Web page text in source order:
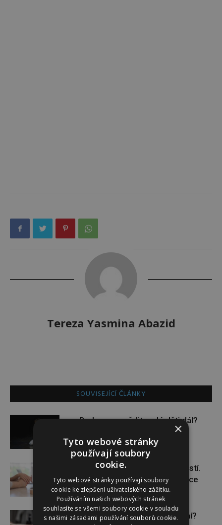
Tereza Yasmina Abazid
SOUVISEJÍCÍ ČLÁNKY
Budou se vraždit malé děti dál?
Těhotenství není samozřejmostí.
Pomáhá asistovaná reprodukce
Lymfatický systém v ohrožení?
×
Tyto webové stránky
používají soubory
cookie.
Tyto webové stránky používají soubory
cookie ke zlepšení uživatelského zážitku.
Používáním našich webových stránek
souhlasíte se všemi soubory cookie v souladu
s našimi zásadami používání souborů cookie.